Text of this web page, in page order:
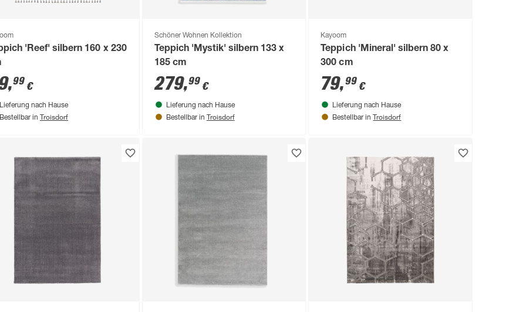
'Reef' silbern 160 x 230
,99 €
Lieferung nach Hause
Bestellbar in Troisdorf
Schöner Wohnen Kollektion
Teppich 'Mystik' silbern 133 x
185 cm
279,99€
Lieferung nach Hause
Bestellbar in Troisdorf
Kayoom
Teppich 'Mineral' silbern 80 x
300 cm
79,99 €
Lieferung nach Hause
Bestellbar in Troisdorf